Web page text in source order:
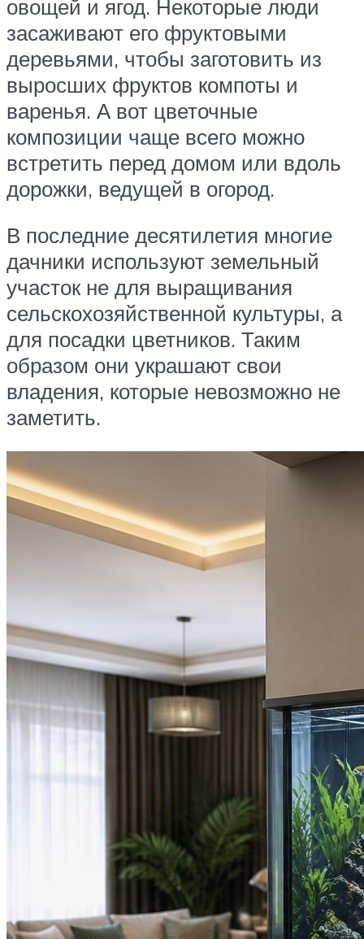
овощей и ягод. Некоторые люди
засаживают его фруктовыми
деревьями, чтобы заготовить из
выросших фруктов компоты и
варенья. А вот цветочные
композиции чаще всего можно
встретить перед домом или вдоль
дорожки, ведущей в огород.
В последние десятилетия многие
дачники используют земельный
участок не для выращивания
сельскохозяйственной культуры, а
для посадки цветников. Таким
образом они украшают свои
владения, которые невозможно не
заметить.